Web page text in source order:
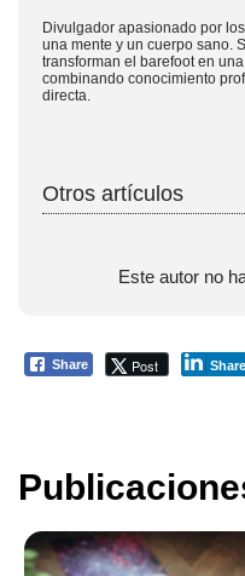
Divulgador apasionado por
una mente y un cuerpo sano.
transforman el barefoot en
combinando conocimiento
directa.
Otros artículos
Este autor no
Share Post Share